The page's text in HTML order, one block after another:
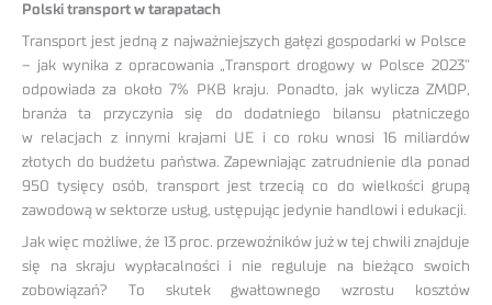
Polski transport w tarapatach
Transport jest jedną z najważniejszych gałęzi gospodarki w Polsce
– jak wynika z opracowania „Transport drogowy w Polsce 2023”
odpowiada za około 7% PKB kraju. Ponadto, jak wylicza ZMDP,
branża ta przyczynia się do dodatniego bilansu płatniczego
w relacjach z innymi krajami UE i co roku wnosi 16 miliardów
złotych do budżetu państwa. Zapewniając zatrudnienie dla ponad
950 tysięcy osób, transport jest trzecią co do wielkości grupą
zawodową w sektorze usług, ustępując jedynie handlowi i edukacji.
Jak więc możliwe, że 13 proc. przewoźników już w tej chwili znajduje
się na skraju wypłacalności i nie reguluje na bieżąco swoich
zobowiązań? To skutek gwałtownego wzrostu kosztów